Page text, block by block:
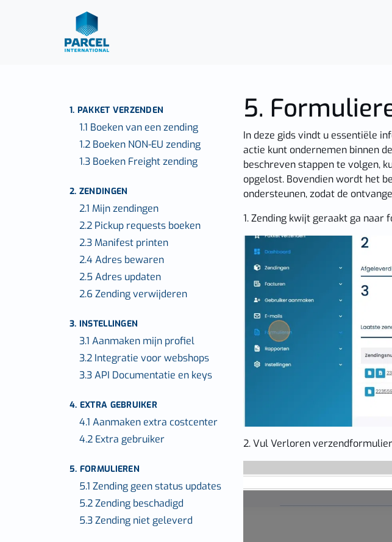
1. PAKKET VERZENDEN
1.1 Boeken van een zending
1.2 Boeken NON-EU zending
1.3 Boeken Freight zending
2. ZENDINGEN
2.1 Mijn zendingen
2.2 Pickup requests boeken
2.3 Manifest printen
2.4 Adres bewaren
2.5 Adres updaten
2.6 Zending verwijderen
3. INSTELLINGEN
3.1 Aanmaken mijn profiel
3.2 Integratie voor webshops
3.3 API Documentatie en keys
4. EXTRA GEBRUIKER
4.1 Aanmaken extra costcenter
4.2 Extra gebruiker
5. FORMULIEREN
5.1 Zending geen status updates
5.2 Zending beschadigd
5.3 Zending niet geleverd
5.
In deze gids vindt u essentiële
actie kunt ondernemen binnen
beschreven stappen te volgen,
opgelost. Bovendien wordt het
ondersteunen, zodat de
1. Zending kwijt geraakt ga naar
2. Vul Verloren